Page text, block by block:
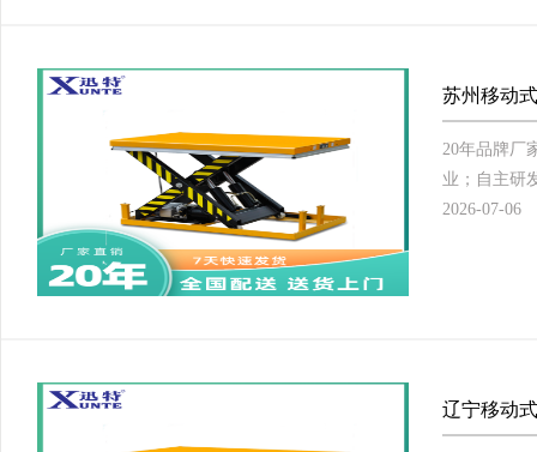
苏州移动
20年品牌厂
业；自主研
2026-07-06
辽宁移动